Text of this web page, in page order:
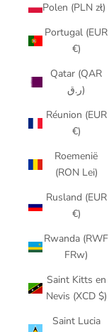
Polen (PLN zł)
Portugal (EUR
€)
Qatar (QAR
ر.ق)
Réunion (EUR
€)
Roemenië
(RON Lei)
Rusland (EUR
€)
Rwanda (RWF
FRw)
Saint Kitts en
Nevis (XCD $)
Saint Lucia